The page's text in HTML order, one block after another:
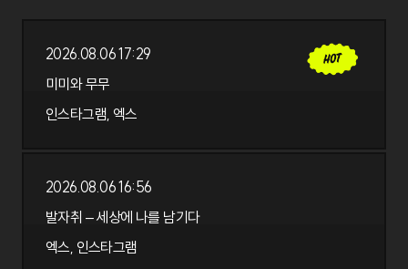
2026.08.06 17:29
미미와 무무
인스타그램, 엑스
2026.08.06 17:29
미미와 무무
인스타그램, 엑스
2026.08.06 16:56
발자취 – 세상에 나를 남기다
엑스, 인스타그램
2026.08.06 16:56
발자취 – 세상에 나를 남기다
엑스, 인스타그램